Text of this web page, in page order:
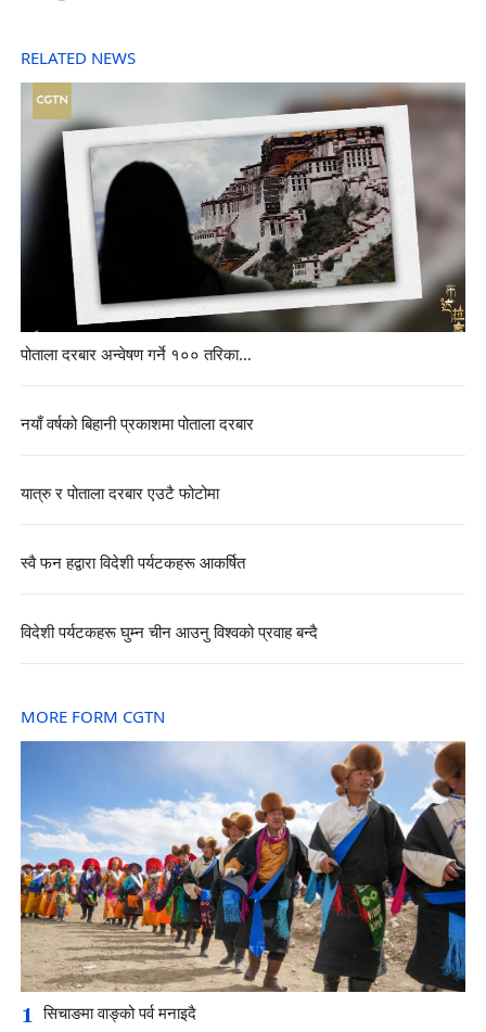
RELATED NEWS
पोताला दरबार अन्वेषण गर्ने १०० तरिका…
नयाँ वर्षको बिहानी प्रकाशमा पोताला दरबार
यात्रु र पोताला दरबार एउटै फोटोमा
स्वै फन हद्वारा विदेशी पर्यटकहरू आकर्षित
विदेशी पर्यटकहरू घुम्न चीन आउनु विश्वको प्रवाह बन्दै
MORE FORM CGTN
1 सिचाङमा वाङ्को पर्व मनाइदै